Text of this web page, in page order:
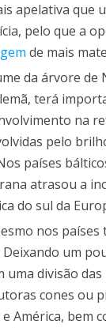
apelativa
pelo que a
de mais
da árvore
terá
na
pelo
países
atrasou a
do sul da
nos
um
divisão das
cones ou
América, bem